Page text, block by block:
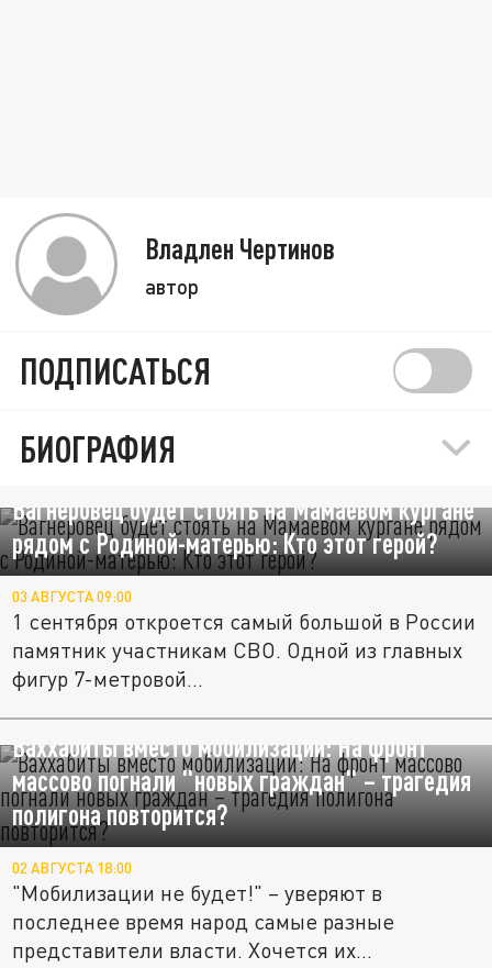
Владлен Чертинов
автор
ПОДПИСАТЬСЯ
БИОГРАФИЯ
Вагнеровец будет стоять на Мамаевом кургане
рядом с Родиной-матерью: Кто этот герой?
03 АВГУСТА 09:00
1 сентября откроется самый большой в России
памятник участникам СВО. Одной из главных
фигур 7-метровой...
Ваххабиты вместо мобилизации: На фронт
массово погнали "новых граждан" – трагедия
полигона повторится?
02 АВГУСТА 18:00
"Мобилизации не будет!" – уверяют в
последнее время народ самые разные
представители власти. Хочется их...